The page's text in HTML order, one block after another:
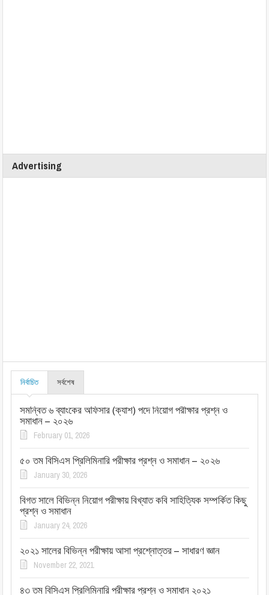
Advertising
নির্বাচিত সর্বশেষ
সমন্বিত ৬ ব্যাংকের অফিসার (ক্যাশ) পদে নিয়োগ পরীক্ষার প্রশ্ন ও
সমাধান – ২০২৬
February 01, 2026
৫০ তম বিসিএস প্রিলিমিনারি পরীক্ষার প্রশ্ন ও সমাধান – ২০২৬
January 30, 2026
বিগত সালে বিভিন্ন নিয়োগ পরীক্ষায় বিখ্যাত কবি সাহিত্যিক সম্পর্কিত কিছু
প্রশ্ন ও সমাধান
January 24, 2026
২০২১ সালের বিভিন্ন পরীক্ষায় আসা প্রশ্নোত্তর – সাধারণ জ্ঞান
November 22, 2021
৪৩ তম বিসিএস প্রিলিমিনারি পরীক্ষার প্রশ্ন ও সমাধান ২০২১